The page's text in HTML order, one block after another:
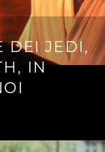
DEI JEDI,
IN